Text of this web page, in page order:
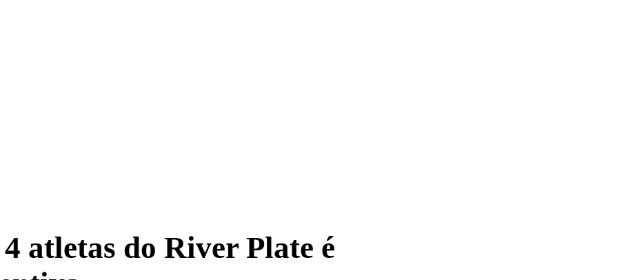
atletas do River Plate é